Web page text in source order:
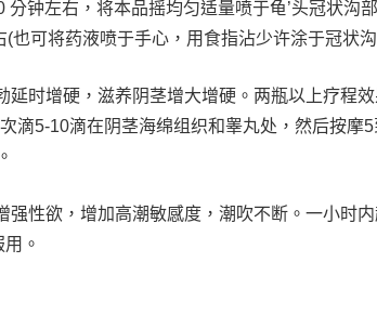
分钟左右，将本品摇均匀适量喷于龟’头冠状沟
也可将药液喷于手心，用食指沾少许涂于冠状
延时增硬，滋养阴茎增大增硬。两瓶以上疗程
滴5-10滴在阴茎海绵组织和睾丸处，然后按摩
强性欲，增加高潮敏感度，潮吹不断。一小时
。